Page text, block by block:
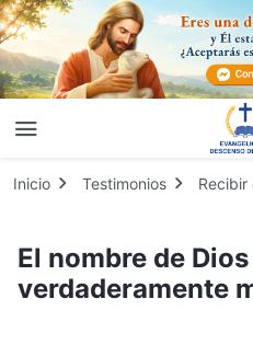
Inicio Testimonios Recibir
El nombre de
verdaderamente